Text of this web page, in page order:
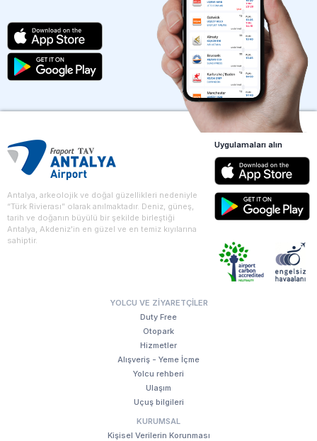
Antalya, arkeolojik ve doğal güzellikleri nedeniyle
“Türk Rivierası” olarak anılmaktadır. Deniz, güneş,
tarih ve doğanın büyülü bir şekilde birleştiği
Antalya, Akdeniz'in en güzel ve en temiz kıyılarına
sahiptir.
YOLCU VE ZIYARETÇILER
Duty Free
Otopark
Hizmetler
Alışveriş - Yeme İçme
Yolcu rehberi
Ulaşım
Uçuş bilgileri
KURUMSAL
Kişisel Verilerin Korunması
Uygulamaları alın